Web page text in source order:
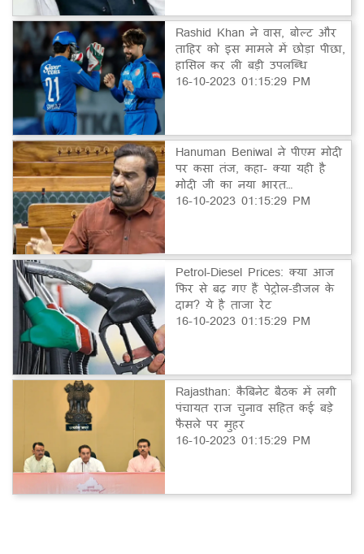
Rashid Khan ने वास, बोल्ट और
ताहिर को इस मामले में छोड़ा पीछा,
हासिल कर ली बड़ी उपलब्धि
16-10-2023 01:15:29 PM
Hanuman Beniwal ने पीएम मोदी
पर कसा तंज, कहा- क्या यही है
मोदी जी का नया भारत…
16-10-2023 01:15:29 PM
Petrol-Diesel Prices: क्या आज
फिर से बढ़ गए हैं पेट्रोल-डीजल के
दाम? ये है ताजा रेट
16-10-2023 01:15:29 PM
Rajasthan: कैबिनेट बैठक में लगी
पंचायत राज चुनाव सहित कई बड़े
फैसले पर मुहर
16-10-2023 01:15:29 PM